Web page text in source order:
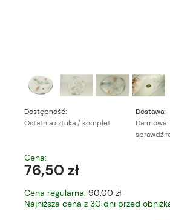
Dostępność:
Ostatnia sztuka / komplet
Dostawa:
Darmowa
Cena nie zawiera ewentualnychsprawdź
Cena:
76,50 zł
Cena regularna: 90,00 zł
Najniższa cena z 30 dni przed